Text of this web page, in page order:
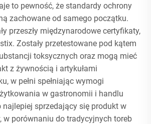
to pewność, że standardy ochrony
zachowane od samego początku.
przeszły międzynarodowe certyfikaty,
Zostały przetestowane pod kątem
toksycznych oraz mogą mieć
z żywnością i artykułami
w pełni spełniając wymogi
w gastronomii i handlu
sprzedający się produkt w
w porównaniu do tradycyjnych toreb